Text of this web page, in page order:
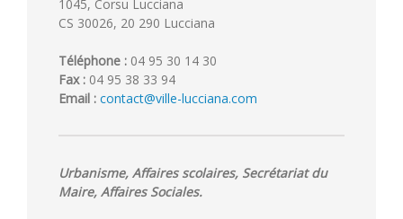
1045, Corsu Lucciana
CS 30026, 20 290 Lucciana
Téléphone : 04 95 30 14 30
Fax : 04 95 38 33 94
Email : contact@ville-lucciana.com
Urbanisme, Affaires scolaires, Secrétariat du
Maire, Affaires Sociales.